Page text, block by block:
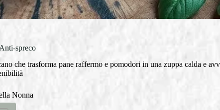
spreco
che trasforma pane raffermo e pomodori in una zuppa calda e
Nonna